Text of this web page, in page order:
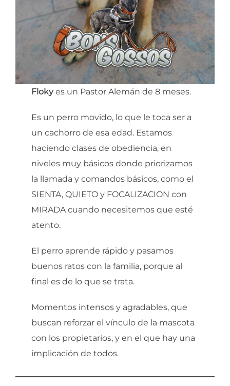
Flokyes un Pastor Alemán de 8 meses.
Es un perro movido, lo que le toca ser a
un cachorro de esa edad. Estamos
haciendo clases de obediencia, en
niveles muy básicos donde priorizamos
la llamada y comandos básicos, como el
SIENTA, QUIETO y FOCALIZACION con
MIRADA cuando necesitemos que esté
atento.
El perro aprende rápido y pasamos
buenos ratos con la familia, porque al
final es de lo que se trata.
Momentos intensos y agradables, que
buscan reforzar el vínculo de la mascota
con los propietarios, y en el que hay una
implicación de todos.